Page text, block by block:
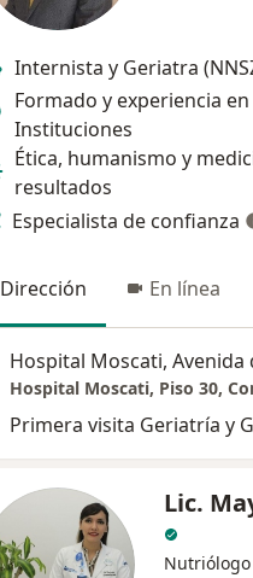
Internista y Geriatra
Formado y experiencia
Instituciones
Ética, humanismo y
resultados
Especialista de confianza
Dirección En línea
Hospital Moscati, Piso 30,
Primera visita Geriatría y
Lic.